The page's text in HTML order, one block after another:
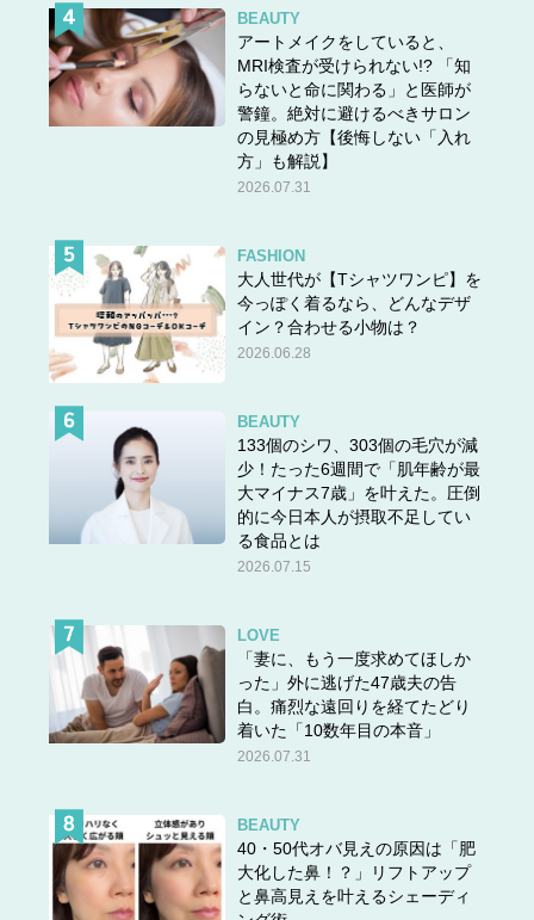
BEAUTY
アートメイクをしていると、
MRI検査が受けられない!? 「知
らないと命に関わる」と医師が
警鐘。絶対に避けるべきサロン
の見極め方【後悔しない「入れ
方」も解説】
2026.07.31
FASHION
大人世代が【Tシャツワンピ】を
今っぽく着るなら、どんなデザ
イン？合わせる小物は？
2026.06.28
BEAUTY
133個のシワ、303個の毛穴が減
少！たった6週間で「肌年齢が最
大マイナス7歳」を叶えた。圧倒
的に今日本人が摂取不足してい
る食品とは
2026.07.15
LOVE
「妻に、もう一度求めてほしか
った」外に逃げた47歳夫の告
白。痛烈な遠回りを経てたどり
着いた「10数年目の本音」
2026.07.31
BEAUTY
40・50代オバ見えの原因は「肥
大化した鼻！？」リフトアップ
と鼻高見えを叶えるシェーディ